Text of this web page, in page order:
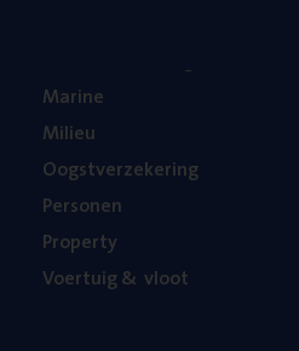
Mari­ne
Mili­eu
Oogst­ver­ze­ke­ring
Per­so­nen
Pro­per­ty
Voer­tuig& vloot